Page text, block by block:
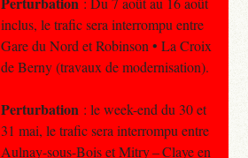
inclus, le trafic sera interrompu entre
Gare du Nord et Robinson • La Croix
de Berny (travaux de modernisation).
Perturbation : le week-end du 30 et
31 mai, le trafic sera interrompu entre
Aulnay-sous-Bois et Mitry – Claye en